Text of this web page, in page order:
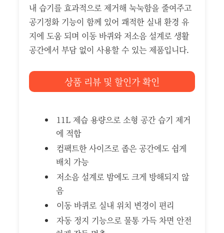
내 습기를 효과적으로 제거해 눅눅함을 줄여주고
공기정화 기능이 함께 있어 쾌적한 실내 환경 유
지에 도움 되며 이동 바퀴와 저소음 설계로 생활
공간에서 부담 없이 사용할 수 있는 제품입니다.
상품 리뷰 및 할인가 확인
11L 제습 용량으로 소형 공간 습기 제거
에 적합
컴팩트한 사이즈로 좁은 공간에도 쉽게
배치 가능
저소음 설계로 밤에도 크게 방해되지 않
음
이동 바퀴로 실내 위치 변경이 편리
자동 정지 기능으로 물통 가득 차면 안전